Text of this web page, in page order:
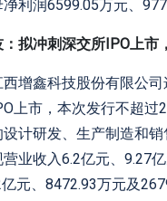
利润6599.05万元、
拟冲刺深交所IPO上市
增鑫科技股份有限公
上市，本次发行不超过
设计研发、生产制造和
业收入6.2亿元、9.27
元、8472.93万元及